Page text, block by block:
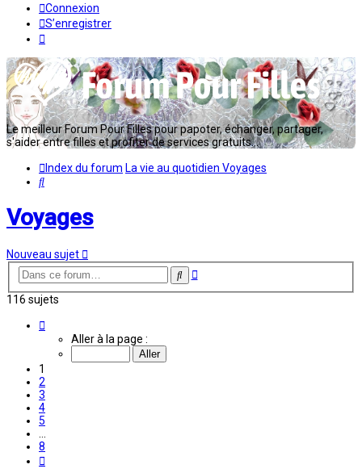
Connexion
S’enregistrer
Le meilleur Forum Pour Filles pour papoter, échanger, partager,
s'aider entre filles et profiter de services gratuits...
Index du forum La vie au quotidien Voyages
Rechercher
Voyages
Nouveau sujet
Rechercher
Recherche
116 sujets
Aller à la page :
1
2
3
4
5
8